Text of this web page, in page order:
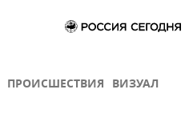
ПРОИСШЕСТВИЯ ВИЗУАЛ